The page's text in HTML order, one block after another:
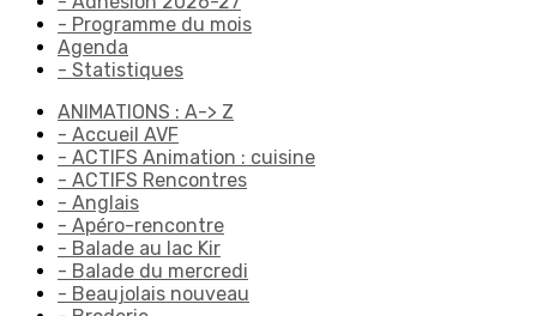
- Programme du mois
Agenda
- Statistiques
ANIMATIONS : A-> Z
- Accueil AVF
- ACTIFS Animation : cuisine
- ACTIFS Rencontres
- Anglais
- Apéro-rencontre
- Balade au lac Kir
- Balade du mercredi
- Beaujolais nouveau